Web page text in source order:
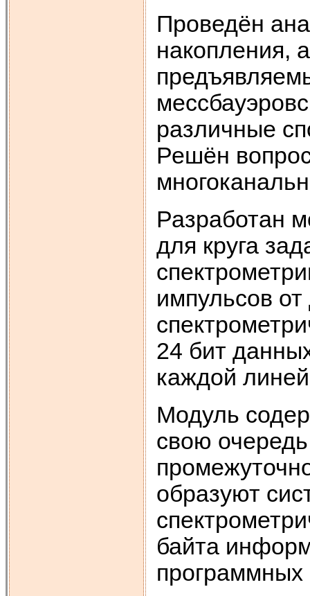
Проведён
накопления,
различные
Решён
Разработан
для круга
импульсов
24 бит
каждой
Модуль
свою
образуют
байта
программных